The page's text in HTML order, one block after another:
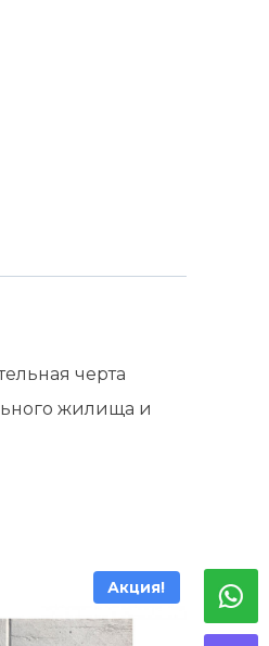
черта
жилища и
Акция!